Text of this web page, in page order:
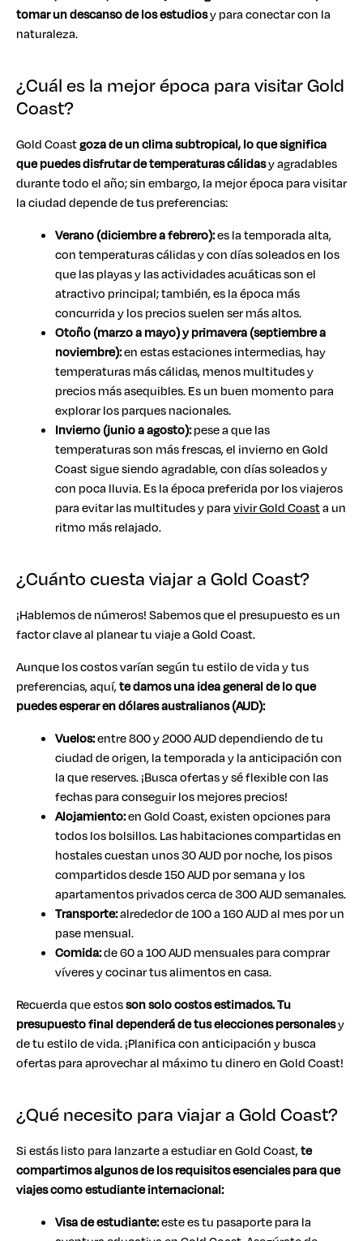
tomar un descanso de los estudiosy para conectar con la
naturaleza.
¿Cuál es la mejor época para visitar Gold
Coast?
Gold Coastgoza de un clima subtropical, lo que significa
que puedes disfrutar de temperaturas cálidasy agradables
durante todo el año; sin embargo, la mejor época para visitar
la ciudad depende de tus preferencias:
Verano (diciembre a febrero):es la temporada alta,
con temperaturas cálidas y con días soleados en los
que las playas y las actividades acuáticas son el
atractivo principal; también, es la época más
concurrida y los precios suelen ser más altos.
Otoño (marzo a mayo) y primavera (septiembre a
noviembre):en estas estaciones intermedias, hay
temperaturas más cálidas, menos multitudes y
precios más asequibles. Es un buen momento para
explorar los parques nacionales.
Invierno (junio a agosto):pese a que las
temperaturas son más frescas, el invierno en Gold
Coast sigue siendo agradable, con días soleados y
con poca lluvia. Es la época preferida por los viajeros
para evitar las multitudes y paravivir Gold Coasta un
ritmo más relajado.
¿Cuánto cuesta viajar a Gold Coast?
¡Hablemos de números! Sabemos que el presupuesto es un
factor clave al planear tu viaje a Gold Coast.
Aunque los costos varían según tu estilo de vida y tus
preferencias, aquí,te damos una idea general de lo que
puedes esperar en dólares australianos (AUD):
Vuelos:entre 800 y 2000 AUD dependiendo de tu
ciudad de origen, la temporada y la anticipación con
la que reserves. ¡Busca ofertas y sé flexible con las
fechas para conseguir los mejores precios!
Alojamiento:en Gold Coast, existen opciones para
todos los bolsillos. Las habitaciones compartidas en
hostales cuestan unos 30 AUD por noche, los pisos
compartidos desde 150 AUD por semana y los
apartamentos privados cerca de 300 AUD semanales.
Transporte:alrededor de 100 a 160 AUD al mes por un
pase mensual.
Comida:de 60 a 100 AUD mensuales para comprar
víveres y cocinar tus alimentos en casa.
Recuerda que estosson solo costos estimados. Tu
presupuesto final dependerá de tus elecciones personalesy
de tu estilo de vida. ¡Planifica con anticipación y busca
ofertas para aprovechar al máximo tu dinero en Gold Coast!
¿Qué necesito para viajar a Gold Coast?
Si estás listo para lanzarte a estudiar en Gold Coast,te
compartimos algunos de los requisitos esenciales para que
viajes como estudiante internacional:
Visa de estudiante:este es tu pasaporte para la